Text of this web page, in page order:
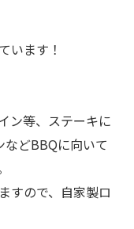
います！
ン等、ステーキに
どBBQに向いて
すので、自家製ロ